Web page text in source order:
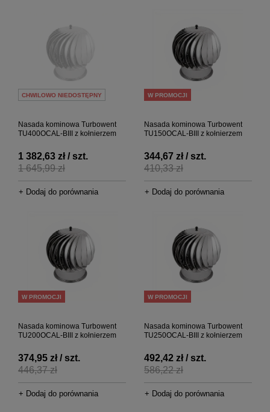
CHWILOWO NIEDOSTĘPNY
Nasada kominowa Turbowent
TU400OCAL-BIII z kołnierzem
1 645,99 zł
1 382,63 zł / szt.
+ Dodaj do porównania
W PROMOCJI
Nasada kominowa Turbowent
TU150OCAL-BIII z kołnierzem
410,33 zł
344,67 zł / szt.
+ Dodaj do porównania
W PROMOCJI
Nasada kominowa Turbowent
TU200OCAL-BIII z kołnierzem
446,37 zł
374,95 zł / szt.
+ Dodaj do porównania
W PROMOCJI
Nasada kominowa Turbowent
TU250OCAL-BIII z kołnierzem
586,22 zł
492,42 zł / szt.
+ Dodaj do porównania